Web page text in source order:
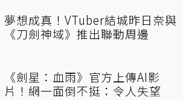
夢想成真！VTuber結城昨日奈與
《刀劍神域》推出聯動周邊
《劍星：血雨》官方上傳AI影
片！網一面倒不挺：令人失望